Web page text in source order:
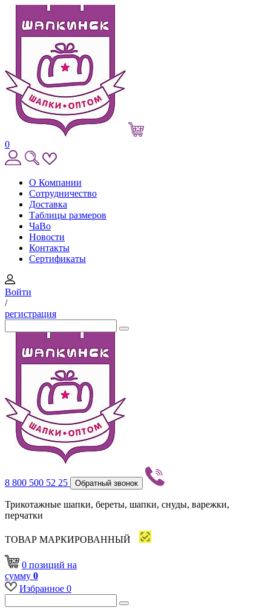
0
О Компании
Сотрудничество
Доставка
Таблицы размеров
ЧаВо
Новости
Контакты
Сертификаты
Войти
/
регистрация
8 800 500 52 25 Обратный звонок
Трикотажные шапки, береты, шапки, снуды, варежки,
перчатки
ТОВАР МАРКИРОВАННЫЙ
0 позиций на
сумму 0
Избранное 0